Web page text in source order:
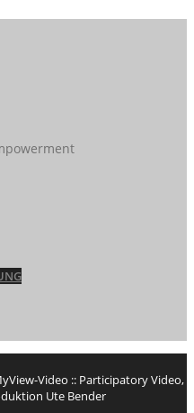
Video :: Participatory Video,
Ute Bender